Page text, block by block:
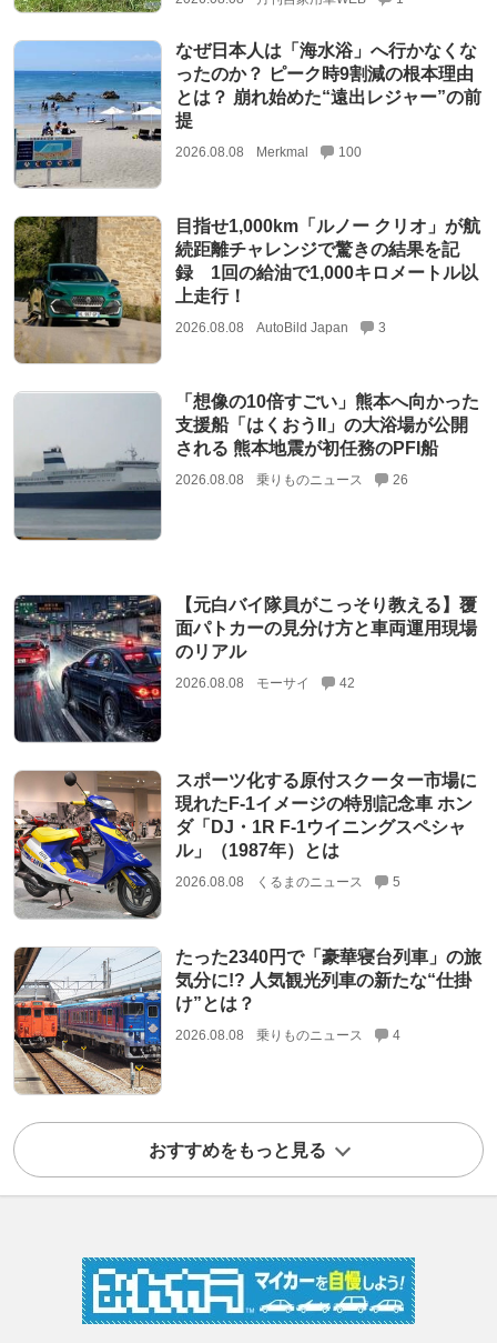
なぜ日本人は「海水浴」へ行かなくな
ったのか？ ピーク時9割減の根本理由
とは？ 崩れ始めた“遠出レジャー”の前
提
2026.08.08 Merkmal 100
目指せ1,000km「ルノー クリオ」が航
続距離チャレンジで驚きの結果を記
録 1回の給油で1,000キロメートル以
上走行！
2026.08.08 AutoBild Japan 3
「想像の10倍すごい」熊本へ向かった
支援船「はくおうII」の大浴場が公開
される 熊本地震が初任務のPFI船
2026.08.08 乗りものニュース 26
【元白バイ隊員がこっそり教える】覆
面パトカーの見分け方と車両運用現場
のリアル
2026.08.08 モーサイ 42
スポーツ化する原付スクーター市場に
現れたF-1イメージの特別記念車 ホン
ダ「DJ・1R F-1ウイニングスペシャ
ル」（1987年）とは
2026.08.08 くるまのニュース 5
たった2340円で「豪華寝台列車」の旅
気分に!? 人気観光列車の新たな“仕掛
け”とは？
2026.08.08 乗りものニュース 4
おすすめをもっと見る